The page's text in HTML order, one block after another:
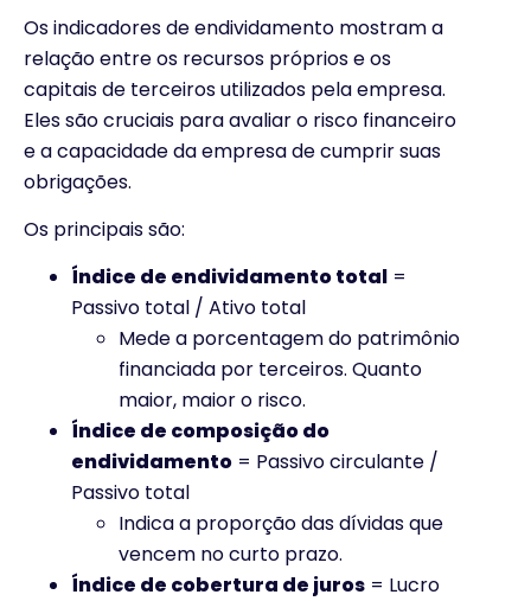
Os indicadores de endividamento mostram a
relação entre os recursos próprios e os
capitais de terceiros utilizados pela empresa.
Eles são cruciais para avaliar o risco financeiro
e a capacidade da empresa de cumprir suas
obrigações.
Os principais são:
Índice de endividamento total =
Passivo total / Ativo total
Mede a porcentagem do patrimônio
financiada por terceiros. Quanto
maior, maior o risco.
Índice de composição do
endividamento = Passivo circulante /
Passivo total
Indica a proporção das dívidas que
vencem no curto prazo.
Índice de cobertura de juros = Lucro